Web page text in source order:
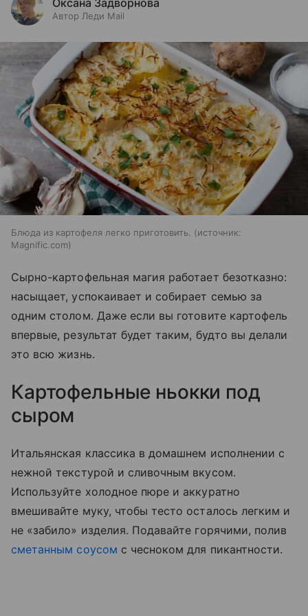
Оксана Задворнова
Автор Леди Mail
Блюда из картофеля легко приготовить.
источник:
Magnific.com
Сырно-картофельная магия работает безотказно:
насыщает, успокаивает и собирает семью за
одним столом. Даже если вы готовите картофель
впервые, результат будет таким, будто вы делали
это всю жизнь.
Картофельные ньокки под
сыром
Итальянская классика в домашнем исполнении с
нежной текстурой и сливочным вкусом.
Используйте холодное пюре и аккуратно
вмешивайте муку, чтобы тесто осталось легким и
не «забило» изделия. Подавайте горячими, полив
сметанным соусом с чесноком для пикантности.